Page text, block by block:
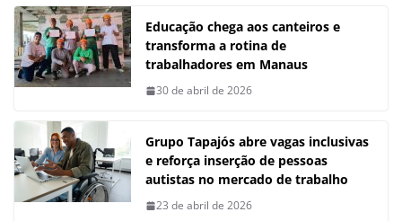
Educação chega aos canteiros e
transforma a rotina de
trabalhadores em Manaus
30 de abril de 2026
Grupo Tapajós abre vagas inclusivas
e reforça inserção de pessoas
autistas no mercado de trabalho
23 de abril de 2026